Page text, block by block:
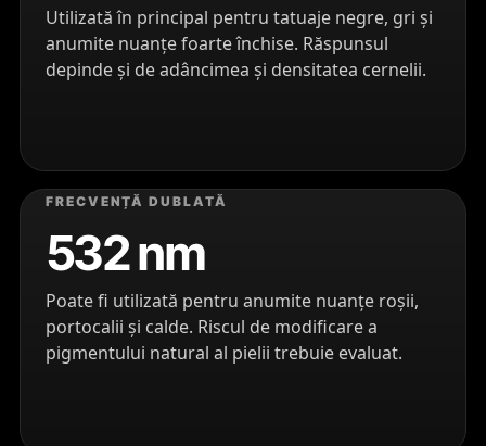
Utilizată în principal pentru tatuaje negre, gri și
anumite nuanțe foarte închise. Răspunsul
depinde și de adâncimea și densitatea cernelii.
FRECVENȚĂ DUBLATĂ
532 nm
Poate fi utilizată pentru anumite nuanțe roșii,
portocalii și calde. Riscul de modificare a
pigmentului natural al pielii trebuie evaluat.